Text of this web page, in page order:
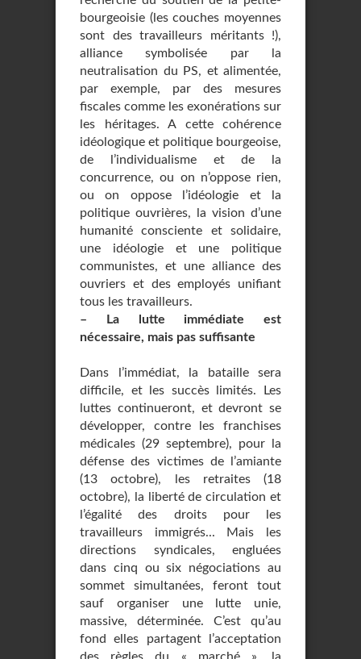
bourgeoisie (les couches moyennes
sont des travailleurs méritants !),
alliance symbolisée par la
neutralisation du PS, et alimentée,
par exemple, par des mesures
fiscales comme les exonérations sur
les héritages. A cette cohérence
idéologique et politique bourgeoise,
de l’individualisme et de la
concurrence, ou on n’oppose rien,
ou on oppose l’idéologie et la
politique ouvrières, la vision d’une
humanité consciente et solidaire,
une idéologie et une politique
communistes, et une alliance des
ouvriers et des employés unifiant
tous les travailleurs.
–
La lutte immédiate est
nécessaire, mais pas suffisante
Dans l’immédiat, la bataille sera
difficile, et les succès limités. Les
luttes continueront, et devront se
développer, contre les franchises
médicales (29 septembre), pour la
défense des victimes de l’amiante
(13 octobre), les retraites (18
octobre), la liberté de circulation et
l’égalité des droits pour les
travailleurs immigrés... Mais les
directions syndicales, engluées
dans cinq ou six négociations au
sommet simultanées, feront tout
sauf organiser une lutte unie,
massive, déterminée. C’est qu’au
fond elles partagent l’acceptation